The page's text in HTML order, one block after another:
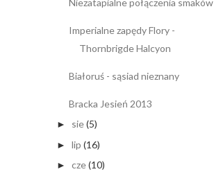
Niezatapialne połączenia smaków
Imperialne zapędy Flory -
Thornbrigde Halcyon
Białoruś - sąsiad nieznany
Bracka Jesień 2013
► sie(5)
► lip (16)
► cze(10)